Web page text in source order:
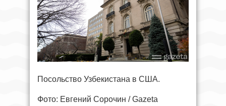
Посольство Узбекистана в США.
Фото: Евгений Сорочин / Gazeta